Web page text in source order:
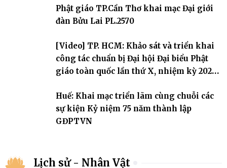
thứ I, thể hiện sự quan tâm đối với công tác truyền giới, đào tạo
Tăng tài và tiếp nối mạng mạch Tăng-g
Phật giáo TP.Cần Thơ khai mạc Đại giới
đàn Bửu Lai PL.2570
[Video] TP. HCM: Khảo sát và triển khai
công tác chuẩn bị Đại hội Đại biểu Phật
giáo toàn quốc lần thứ X, nhiệm kỳ 2026-
Huế: Khai mạc triển lãm cùng chuỗi các
sự kiện Kỷ niệm 75 năm thành lập
GĐPTVN
Lịch sử - Nhân Vật